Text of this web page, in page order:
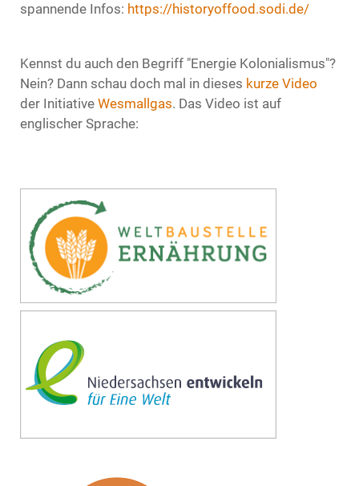
spannende Infos: https://historyoffood.sodi.de/
Kennst du auch den Begriff "Energie Kolonialismus"?
Nein? Dann schau doch mal in dieses kurze Video
der Initiative Wesmallgas. Das Video ist auf
englischer Sprache: